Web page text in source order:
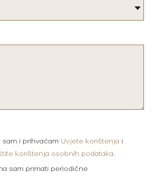
sam i prihvaćam Uvjete korištenja i
korištenja osobnih podataka.
sam primati periodične